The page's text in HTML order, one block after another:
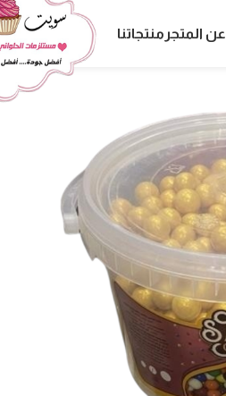
عن المتجر منتجاتنا